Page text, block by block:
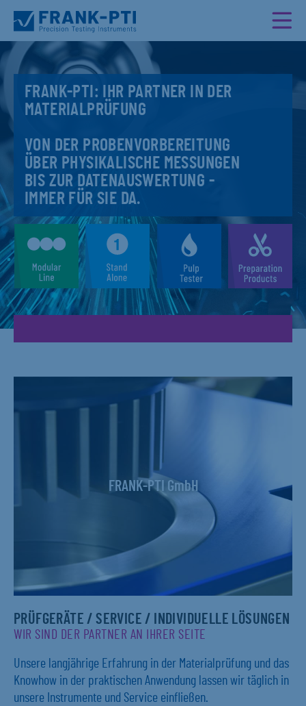
FRANK-PTI: IHR PARTNER IN DER
MATERIALPRÜFUNG
VON DER PROBENVORBEREITUNG
ÜBER PHYSIKALISCHE MESSUNGEN
BIS ZUR DATENAUSWERTUNG -
IMMER FÜR SIE DA.
FRANK-PTI GmbH
PRÜFGERÄTE / SERVICE / INDIVIDUELLE LÖSUNGEN
WIR SIND DER PARTNER AN IHRER SEITE
Unsere langjährige Erfahrung in der Materialprüfung und das
Knowhow in der praktischen Anwendung lassen wir täglich in
unsere Instrumente und Service einfließen.